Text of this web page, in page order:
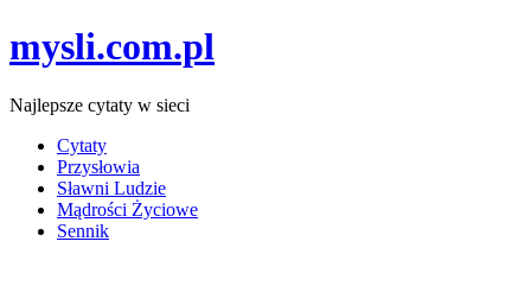
mysli.com.pl
Najlepsze cytaty w sieci
Cytaty
Przysłowia
Sławni Ludzie
Mądrości Życiowe
Sennik